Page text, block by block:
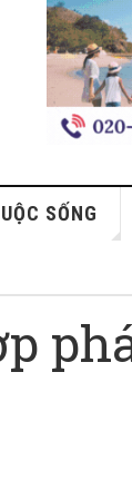
SỐNG